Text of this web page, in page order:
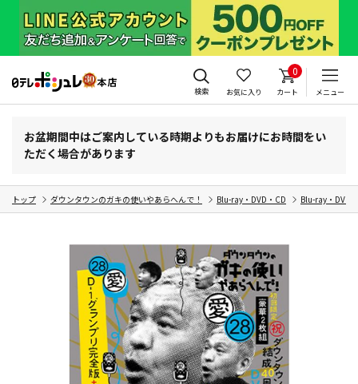
検索 お気に入り
0
カート メニュー
お盆期間中はご案内している時期よりもお届けにお時間をい
ただく場合があります
トップ ダウンタウンのガキの使いやあらへんで！ Blu-ray・DVD・CD Blu-ray・DVD